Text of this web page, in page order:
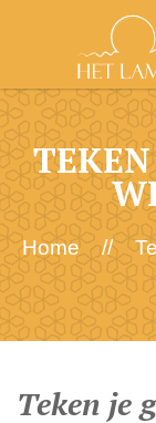
TEKEN
Home //
Teken je